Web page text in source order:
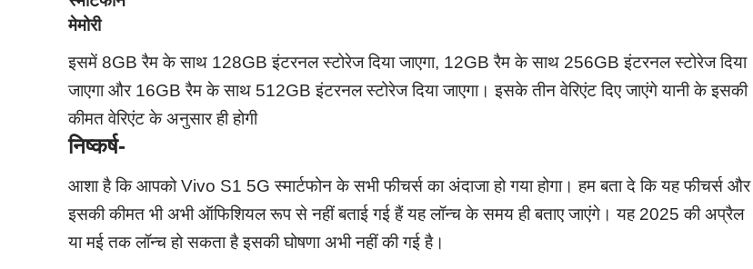
मेमोरी
इसमें 8GB रैम के साथ 128GB इंटरनल स्टोरेज दिया जाएगा, 12GB रैम के साथ 256GB इंटरनल स्टोरेज दिया
जाएगा और 16GB रैम के साथ 512GB इंटरनल स्टोरेज दिया जाएगा। इसके तीन वेरिएंट दिए जाएंगे यानी के इसकी
कीमत वेरिएंट के अनुसार ही होगी
निष्कर्ष-
आशा है कि आपको Vivo S1 5G स्मार्टफोन के सभी फीचर्स का अंदाजा हो गया होगा। हम बता दे कि यह फीचर्स और
इसकी कीमत भी अभी ऑफिशियल रूप से नहीं बताई गई हैं यह लॉन्च के समय ही बताए जाएंगे। यह 2025 की अप्रैल
या मई तक लॉन्च हो सकता है इसकी घोषणा अभी नहीं की गई है।